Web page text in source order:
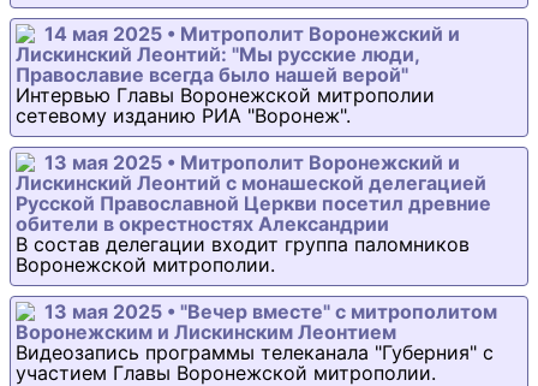
14 мая 2025 • Митрополит Воронежский и
Лискинский Леонтий: "Мы русские люди,
Православие всегда было нашей верой"
Интервью Главы Воронежской митрополии
сетевому изданию РИА "Воронеж".
13 мая 2025 • Митрополит Воронежский и
Лискинский Леонтий с монашеской делегацией
Русской Православной Церкви посетил древние
обители в окрестностях Александрии
В состав делегации входит группа паломников
Воронежской митрополии.
13 мая 2025 • "Вечер вместе" с митрополитом
Воронежским и Лискинским Леонтием
Видеозапись программы телеканала "Губерния" с
участием Главы Воронежской митрополии.